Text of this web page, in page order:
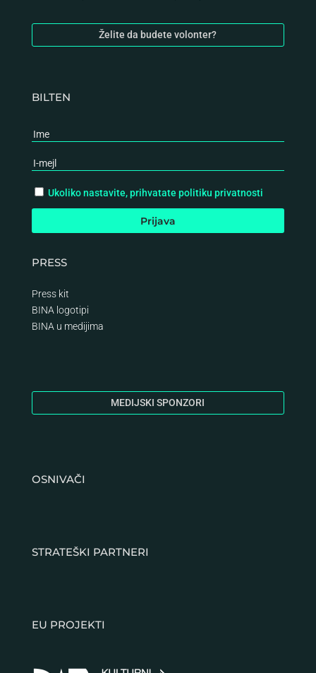
Želite da budete volonter?
BILTEN
Ukoliko nastavite, prihvatate politiku privatnosti
PRESS
Press kit
BINA logotipi
BINA u medijima
MEDIJSKI SPONZORI
OSNIVAČI
STRATEŠKI PARTNERI
EU PROJEKTI